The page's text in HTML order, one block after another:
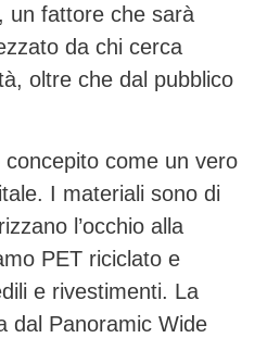
, un fattore che sarà
da chi cerca
oltre che dal pubblico
concepito come un vero
I materiali sono di
l’occhio alla
PET riciclato e
e rivestimenti. La
dal Panoramic Wide